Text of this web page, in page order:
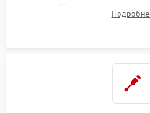
жерновов. Установка новых
ring) и тефлоновых трубок для